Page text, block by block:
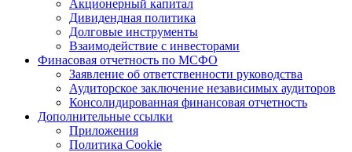
Акционерный капитал
Дивидендная политика
Долговые инструменты
Взаимодействие с инвеcторами
Финасовая отчетность по МСФО
Заявление об ответственности руководства
Аудиторское заключение независимых аудиторов
Консолидированная финансовая отчетность
Дополнительные ссылки
Приложения
Политика Cookie